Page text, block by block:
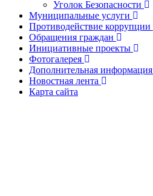
Уголок Безопасности
Муниципальные услуги
Противодействие коррупции
Обращения граждан
Инициативные проекты
Фотогалерея
Дополнительная информация
Новостная лента
Карта сайта